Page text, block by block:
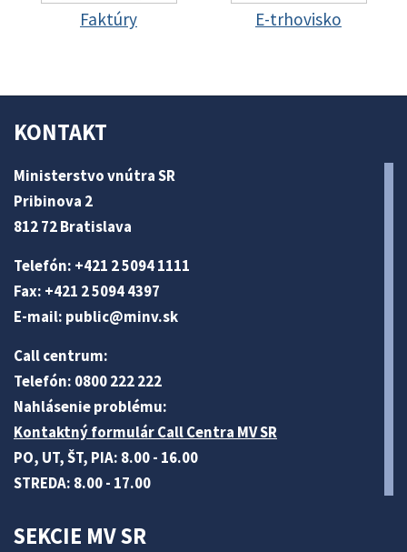
Faktúry E-trhovisko
KONTAKT
Ministerstvo vnútra SR
Pribinova 2
812 72 Bratislava
Telefón: +421 2 5094 1111
Fax: +421 2 5094 4397
E-mail: public@minv.sk
Call centrum:
Telefón: 0800 222 222
Nahlásenie problému:
Kontaktný formulár Call Centra MV SR
PO, UT, ŠT, PIA: 8.00 - 16.00
STREDA: 8.00 - 17.00
SEKCIE MV SR